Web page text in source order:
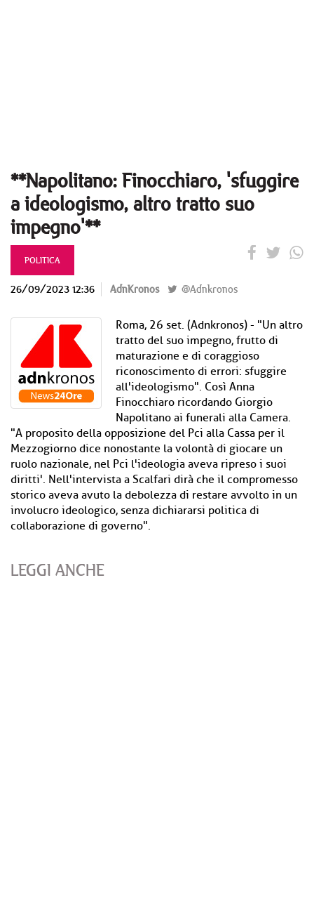
**Napolitano: Finocchiaro, 'sfuggire
a ideologismo, altro tratto suo
impegno'**
POLITICA
26/09/2023 12:36 AdnKronos @Adnkronos
Roma, 26 set. (Adnkronos) - "Un altro
tratto del suo impegno, frutto di
maturazione e di coraggioso
riconoscimento di errori: sfuggire
all'ideologismo". Così Anna
Finocchiaro ricordando Giorgio
Napolitano ai funerali alla Camera.
"A proposito della opposizione del Pci alla Cassa per il
Mezzogiorno dice nonostante la volontà di giocare un
ruolo nazionale, nel Pci l'ideologia aveva ripreso i suoi
diritti'. Nell'intervista a Scalfari dirà che il compromesso
storico aveva avuto la debolezza di restare avvolto in un
involucro ideologico, senza dichiararsi politica di
collaborazione di governo".
LEGGI ANCHE